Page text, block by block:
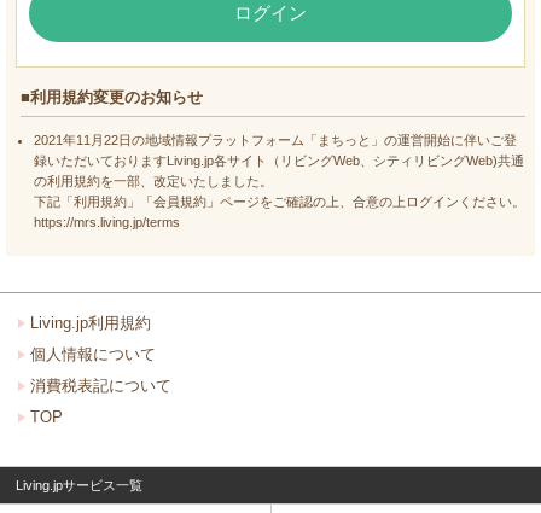
ログイン
■利用規約変更のお知らせ
2021年11月22日の地域情報プラットフォーム「まちっと」の運営開始に伴いご登
録いただいておりますLiving.jp各サイト（リビングWeb、シティリビングWeb)共通
の利用規約を一部、改定いたしました。
下記「利用規約」「会員規約」ページをご確認の上、合意の上ログインください。
https://mrs.living.jp/terms
Living.jp利用規約
個人情報について
消費税表記について
TOP
Living.jpサービス一覧